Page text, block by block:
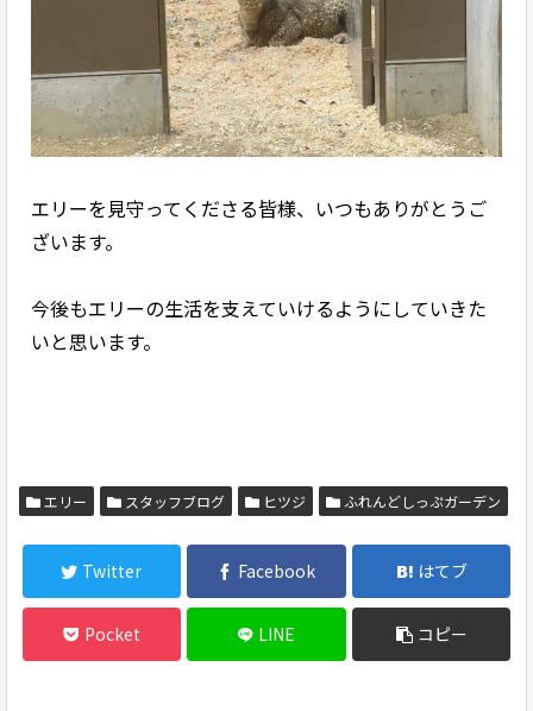
エリーを見守ってくださる皆様、いつもありがとうご
ざいます。
今後もエリーの生活を支えていけるようにしていきた
いと思います。
エリー スタッフブログ ヒツジ ふれんどしっぷガーデン
Twitter Facebook はてブ
Pocket LINE コピー